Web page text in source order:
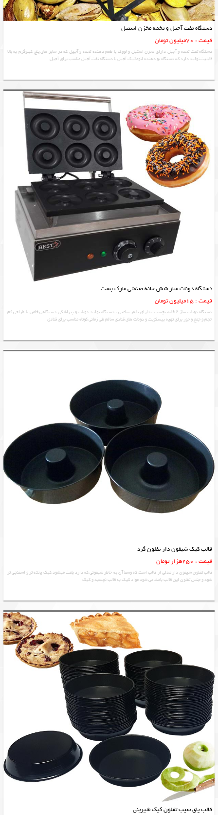
دستگاه تفت آجیل و تخمه مخزن استیل
قیمت : 70میلیون تومان
دستگاه تفت تخمه و آجیل دارای مخزن استیل و لووک یا طعم دهنده تخمه و آجیل که در سایز های پنج کیلوگرم به بالا
قابلیت تولید دارد که دستگاه بو دهنده اتوماتیک آجیل یا دستگاه تفت آجیل مناسب برای آجیل
دستگاه دونات ساز شش خانه صنعتی مارک بست
قیمت : 15میلیون تومان
دستگاه دونات ساز ۶ خانه نچسب ، دارای تایمر ساعتی ، دستگاه تولید دونات و پیراشکی دستگاهی خاص با طراحی کم
حجم و جمع و جور برای تهیه بیسکویت و دونات های قنادی سالم طی زمانی کوتاه مناسب برای قنادی
قالب کیک شیفون دار تفلون گرد
قیمت : 250هزار تومان
قالب تفلون شیفون دار مدلی از قالب است که وسط آن به خاطر شیفونی که دارد باعث میشود کیک پخته تر و اسفنجی تر
شود و جنس تفلون این قالب باعث می شود مواد کیک به قالب نچسبد و کیک
قالب پای سیب تفلون کیک شیرینی